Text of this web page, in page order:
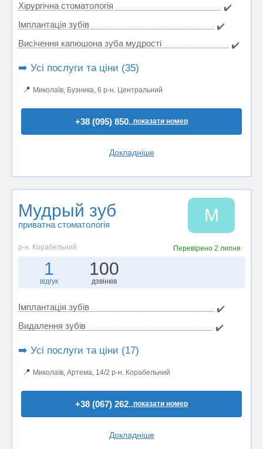
Хірургічна стоматологія
✔️
Імплантація зубів
✔️
Висічення капюшона зуба мудрості
✔️
➡️ Усі послуги та ціни (35)
📍 Миколаїв, Бузника, 6 р-н. Центральний
+38 (095) 850..показати номер
Докладніше
Мудрый зуб
приватна стоматологія М
р-н. Корабельний Перевірено2 липня
1
відгук
100
дзвінків
Імплантація зубів
✔️
Видалення зубів
✔️
➡️ Усі послуги та ціни (17)
📍 Миколаїв, Артема, 14/2 р-н. Корабельний
+38 (067) 262..показати номер
Докладніше